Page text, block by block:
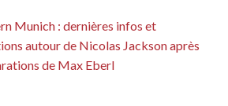
Munich : dernières infos et
autour de Nicolas Jackson après
de Max Eberl